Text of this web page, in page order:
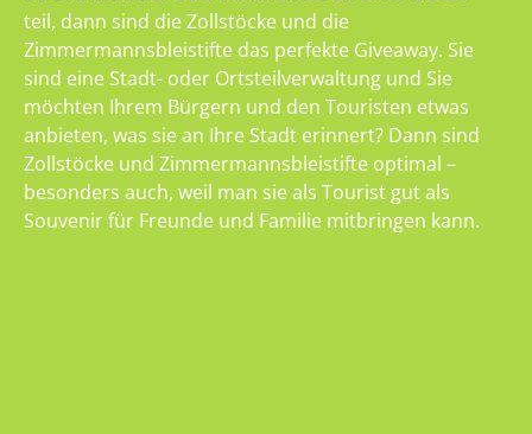
teil, dann sind die Zollstöcke und die
Zimmermannsbleistifte das perfekte Giveaway. Sie
sind eine Stadt- oder Ortsteilverwaltung und Sie
möchten Ihrem Bürgern und den Touristen etwas
anbieten, was sie an Ihre Stadt erinnert? Dann sind
Zollstöcke und Zimmermannsbleistifte optimal –
besonders auch, weil man sie als Tourist gut als
Souvenir für Freunde und Familie mitbringen kann.